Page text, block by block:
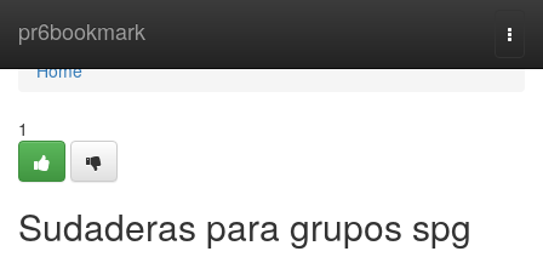
pr6bookmark
Home
Home
1
Sudaderas para grupos spg